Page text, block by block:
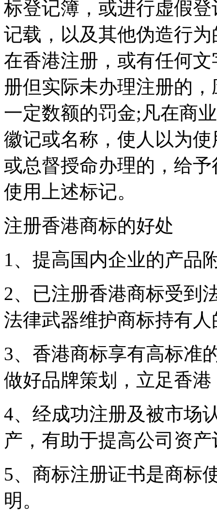
标登记簿，或进行虚假
记载，以及其他伪造行
在香港注册，或有任何
册但实际未办理注册的
一定数额的罚金;凡在商
徽记或名称，使人以为
或总督授命办理的，给
使用上述标记。
注册香港商标的好处
1、提高国内企业的产品
2、已注册香港商标受到
法律武器维护商标持有
3、香港商标享有高标准
做好品牌策划，立足香
4、经成功注册及被市场
产，有助于提高公司资
5、商标注册证书是商标
明。